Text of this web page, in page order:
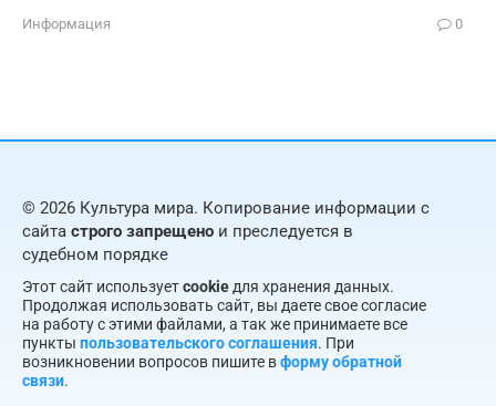
Информация 0
© 2026 Культура мира. Копирование информации с
сайта строго запрещено и преследуется в
судебном порядке
Этот сайт используетcookie для хранения данных.
Продолжая использовать сайт, вы даете свое согласие
на работу с этими файлами, а так же принимаете все
пункты пользовательского соглашения. При
возникновении вопросов пишите вформу обратной
связи.